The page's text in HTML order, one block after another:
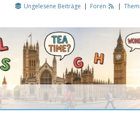
Ungelesene Beiträge | Foren |